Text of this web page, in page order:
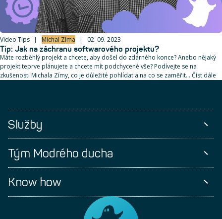
Video Tips Michal Zíma 02. 09. 2023
Tip: Jak na záchranu softwarového projektu?
Máte rozběhlý projekt a chcete, aby došel do zdárného konce? Anebo nějaký
projekt teprve plánujete a chcete mít podchycené vše? Podívejte se na
zkušenosti Michala Zímy, co je důležité pohlídat a na co se zaměřit… Číst dále
Služby
Tým Modrého ducha
Know how